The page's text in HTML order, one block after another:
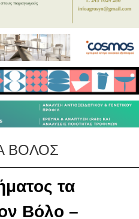
ΒΟΛΟΣ
τα
Βόλο –